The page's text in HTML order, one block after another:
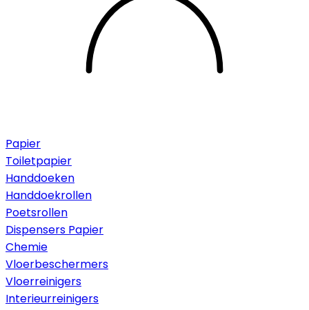
Papier
Toiletpapier
Handdoeken
Handdoekrollen
Poetsrollen
Dispensers Papier
Chemie
Vloerbeschermers
Vloerreinigers
Interieurreinigers